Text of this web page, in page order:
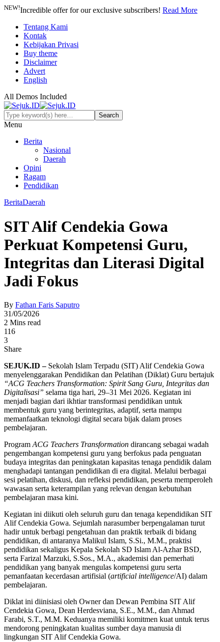
NEW!Incredible offer for our exclusive subscribers! Read More
Tentang Kami
Kontak
Kebijakan Privasi
Buy theme
Disclaimer
Advert
English
All Demos Included
Menu
Berita
Nasional
Daerah
Opini
Ragam
Pendidikan
BeritaDaerah
SIT Alif Cendekia Gowa
Perkuat Kompetensi Guru,
Integritas dan Literasi Digital
Jadi Fokus
By Fathan Faris Saputro
31/05/2026
2 Mins read
116
3
Share
SEJUK.ID – Sekolah Islam Terpadu (SIT) Alif Cendekia Gowa
menyelenggarakan Pendidikan dan Pelatihan (Diklat) Guru bertajuk
“ACG Teachers Transformation: Spirit Sang Guru, Integritas dan
Digitalisasi” selama tiga hari, 29–31 Mei 2026. Kegiatan ini
menjadi bagian dari ikhtiar transformasi pendidikan untuk
membentuk guru yang berintegritas, adaptif, serta mampu
memanfaatkan teknologi digital secara bijak dalam proses
pembelajaran.
Program ACG Teachers Transformation dirancang sebagai wadah
pengembangan kompetensi guru yang berfokus pada penguatan
budaya integritas dan peningkatan kapasitas tenaga pendidik dalam
menghadapi tantangan pendidikan di era digital. Melalui berbagai
sesi pelatihan, diskusi, dan refleksi pendidikan, peserta memperoleh
wawasan serta keterampilan yang relevan dengan kebutuhan
pembelajaran masa kini.
Kegiatan ini diikuti oleh seluruh guru dan tenaga kependidikan SIT
Alif Cendekia Gowa. Sejumlah narasumber berpengalaman turut
hadir untuk berbagi pengetahuan dan praktik terbaik di bidang
pendidikan, di antaranya Malikul Islam, S.Si., M.M., praktisi
pendidikan sekaligus Kepala Sekolah SD Islam Al-Azhar BSD,
serta Farizal Marzuki, S.Sos., M.A., akademisi dan pemerhati
pendidikan yang banyak mengulas kompetensi guru serta
pemanfaatan kecerdasan artifisial (artificial intelligence/AI) dalam
pembelajaran.
Diklat ini diinisiasi oleh Owner dan Dewan Pembina SIT Alif
Cendekia Gowa, Dean Herdesviana, S.E., M.M., dan Ahmad
Farabi, S.T., M.M. Keduanya memiliki komitmen kuat untuk terus
mendorong peningkatan kualitas sumber daya manusia di
lingkungan SIT Alif Cendekia Gowa.